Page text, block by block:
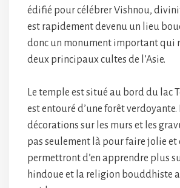
édifié pour célébrer Vishnou,
est rapidement devenu un lieu
donc un monument important qui
deux principaux cultes de l’Asie.
Le temple est situé au bord du lac
est entouré d’une forêt verdoyante.
décorations sur les murs et les
pas seulement là pour faire jolie et
permettront d’en apprendre plus
hindoue et la religion bouddhiste